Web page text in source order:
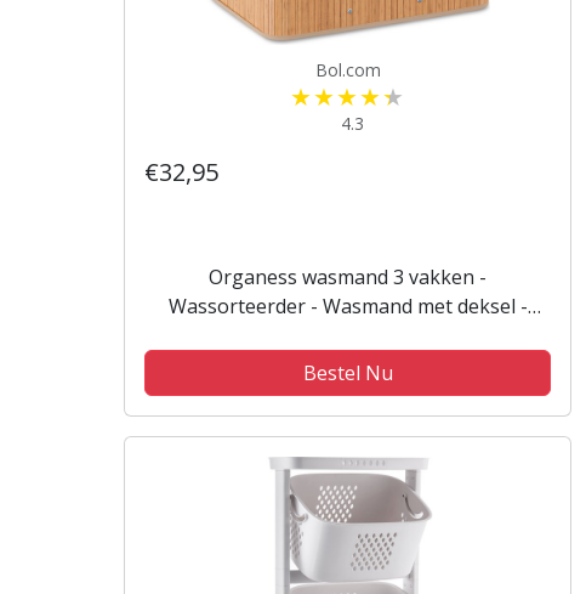
Bol.com
4.3
€32,95
Organess wasmand 3 vakken -
Wassorteerder - Wasmand met deksel -
Bestel Nu